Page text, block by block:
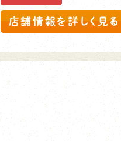
店舗情報を詳しく見る